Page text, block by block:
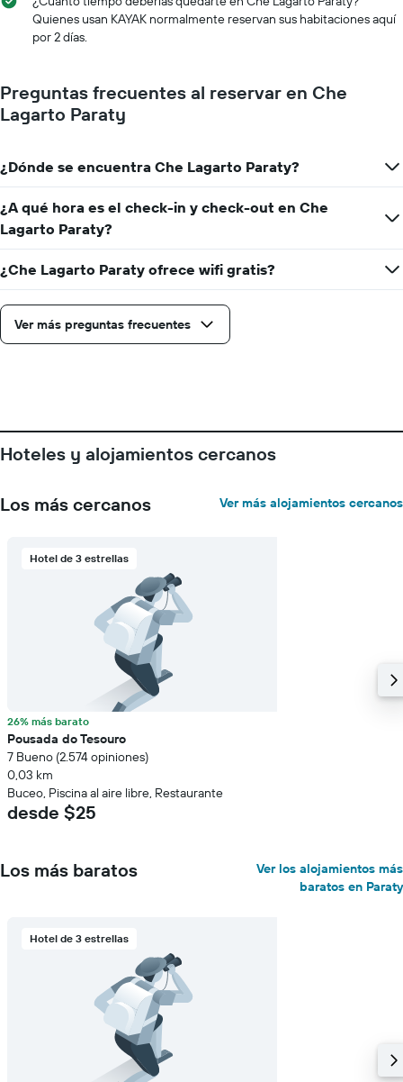
indica
precio
una
habitación
de
gráfico
muestra
1
que
indica
la
cantidad
de
que
faltan
para
la
estadía
eje
Y
que
precio
una
Quienes usan KAYAK normalmente reservan sus habitaciones aquí
por 2 días.
Preguntas frecuentes al reservar en Che
Lagarto Paraty
¿Dónde se encuentra Che Lagarto Paraty?
¿A qué hora es el check-in y check-out en Che
Lagarto Paraty?
¿Che Lagarto Paraty ofrece wifi gratis?
Ver más preguntas frecuentes
Hoteles y alojamientos cercanos
Los más cercanos Ver más alojamientos cercanos
Hotel de 3 estrellas
26% más barato
Pousada do Tesouro
7 Bueno (2.574 opiniones)
0,03 km
Buceo, Piscina al aire libre, Restaurante
desde $25
Los más baratos
Ver los alojamientos más
baratos en Paraty
Hotel de 3 estrellas